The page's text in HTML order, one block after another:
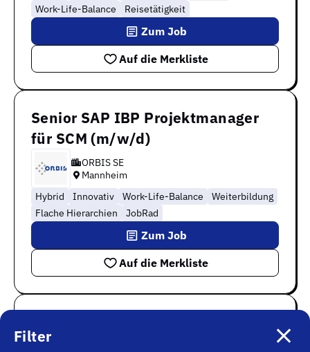
Filter
Work-Life-Balance
Reisetätigkeit
Auf die Merkliste
Zum Job
Senior SAP IBP Projektmanager
für SCM (m/w/d)
ORBIS SE
Mannheim
Hybrid
Innovativ Work-Life-Balance
Weiterbildung
Flache Hierarchien
JobRad
Auf die Merkliste
Zum Job
Projektkoordination (m/w/d)